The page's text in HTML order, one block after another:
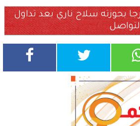
بحوزته سلاح ناري بعد تداول